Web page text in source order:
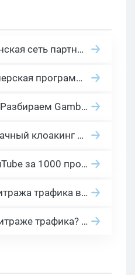
SalesDoubler: украинская сеть партнерских программ с оплатой за действие
Partners 1win: партнерская программа казино в нише гемблинг арбитраж
2026 Гемблинг это: Разбираем Gambling вертикаль, и все что связано с гемблинг и беттинг офферами
Cloaking House: облачный клоакинг для фильтрации ботов FB и Google Ads — гайд PHP-интеграции 2026
Сколько платит YouTube за 1000 просмотров в 2026: реальные цифры от 0.5 до 36 USD по ГЕО
Нейросети для арбитража трафика в 2026: инструменты, кейсы и AI-медиабайеры
За что платят в арбитраже трафика? 30 моделей оплаты в бурж и СНГ партнерках